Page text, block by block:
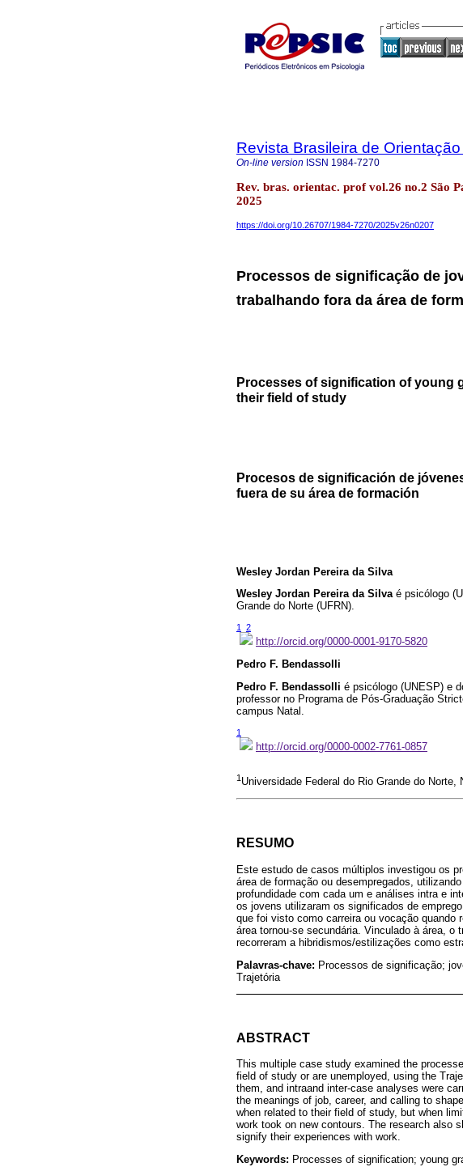
Revista Brasileira de Orientação
On-line version ISSN 1984-7270
Rev. bras. orientac. prof vol.26 no.2 São
2025
https://doi.org/10.26707/1984-7270/2025v26n0207
Processos de significação de
trabalhando fora da área de
Processes of signification of young
their field of study
Procesos de significación de
fuera de su área de formación
Wesley Jordan Pereira da Silva
Wesley Jordan Pereira da Silvaé psicólogo
Grande do Norte (UFRN).
1 2
http://orcid.org/0000-0001-9170-5820
Pedro F. Bendassolli
Pedro F. Bendassolli é psicólogo (UNESP) e
professor no Programa de Pós-Graduação
campus Natal.
1
http://orcid.org/0000-0002-7761-0857
1 Universidade Federal do Rio Grande do Norte,
RESUMO
Este estudo de casos múltiplos investigou os
área de formação ou desempregados,
profundidade com cada um e análises intra e
os jovens utilizaram os significados de
que foi visto como carreira ou vocação
área tornou-se secundária. Vinculado à área,
recorreram a hibridismos/estilizações como
Palavras-chave: Processos de significação;
Trajetória
ABSTRACT
This multiple case study examined the
field of study or are unemployed, using the
them, and intraand inter-case analyses were
the meanings of job, career, and calling to
when related to their field of study, but when
work took on new contours. The research also
signify their experiences with work.
Keywords: Processes of signification; young